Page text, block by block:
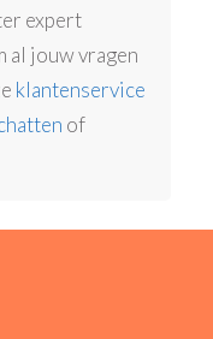
expert
al jouw vragen
klantenservice
of